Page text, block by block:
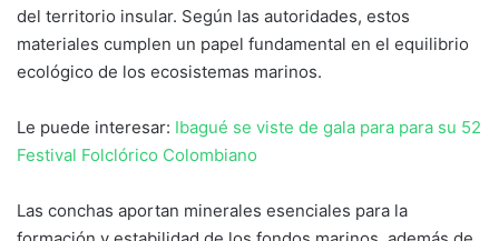
del territorio insular. Según las autoridades, estos
materiales cumplen un papel fundamental en el equilibrio
ecológico de los ecosistemas marinos.
Le puede interesar: Ibagué se viste de gala para para su 52
Festival Folclórico Colombiano
Las conchas aportan minerales esenciales para la